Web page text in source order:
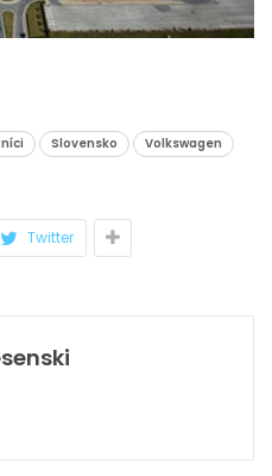
Slovensko Volkswagen
Twitter